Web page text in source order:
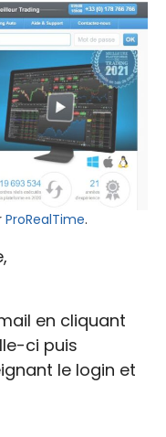
ProRealTime.
en cliquant
ci puis
le login et